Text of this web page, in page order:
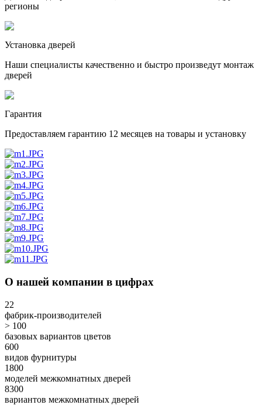
регионы
Установка дверей
Наши специалисты качественно и быстро произведут монтаж
дверей
Гарантия
Предоставляем гарантию 12 месяцев на товары и установку
О нашей компании в цифрах
22
фабрик-производителей
> 100
базовых вариантов цветов
600
видов фурнитуры
1800
моделей межкомнатных дверей
8300
вариантов межкомнатных дверей